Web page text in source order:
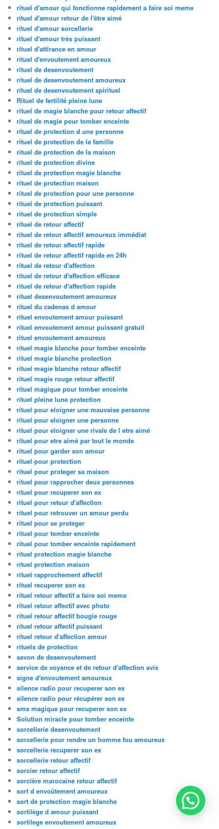
rituel d'amour qui fonctionne rapidement a faire soi meme
rituel d'amour retour de l'être aimé
rituel d'amour sorcellerie
rituel d'amour très puissant
rituel d'attirance en amour
rituel d'envoutement amoureux
rituel de desenvoutement
rituel de desenvoutement amoureux
rituel de desenvoutement spirituel
Rituel de fertilité pleine lune
rituel de magie blanche pour retour affectif
rituel de magie pour tomber enceinte
rituel de protection d une personne
rituel de protection de la famille
rituel de protection de la maison
rituel de protection divine
rituel de protection magie blanche
rituel de protection maison
rituel de protection pour une personne
rituel de protection puissant
rituel de protection simple
rituel de retour affectif
rituel de retour affectif amoureux immédiat
rituel de retour affectif rapide
rituel de retour affectif rapide en 24h
rituel de retour d'affection
rituel de retour d'affection efficace
rituel de retour d'affection rapide
rituel desenvoutement amoureux
rituel du cadenas d amour
rituel envoutement amour puissant
rituel envoutement amour puissant gratuit
rituel envoutement amoureux
rituel magie blanche pour tomber enceinte
rituel magie blanche protection
rituel magie blanche retour affectif
rituel magie rouge retour affectif
rituel magique pour tomber enceinte
rituel pleine lune protection
rituel pour eloigner une mauvaise personne
rituel pour eloigner une personne
rituel pour eloigner une rivale de l etre aimé
rituel pour etre aimé par tout le monde
rituel pour garder son amour
rituel pour protection
rituel pour proteger sa maison
rituel pour rapprocher deux personnes
rituel pour recuperer son ex
rituel pour retour d'affection
rituel pour retrouver un amour perdu
rituel pour se proteger
rituel pour tomber enceinte
rituel pour tomber enceinte rapidement
rituel protection magie blanche
rituel protection maison
rituel rapprochement affectif
rituel recuperer son ex
rituel retour affectif a faire soi meme
rituel retour affectif avec photo
rituel retour affectif bougie rouge
rituel retour affectif puissant
rituel retour d'affection amour
rituels de protection
savon de desenvoutement
service de voyance et de retour d'affection avis
signe d'envoutement amoureux
silence radio pour recuperer son ex
silence radio pour récupérer son ex
sms magique pour recuperer son ex
Solution miracle pour tomber enceinte
sorcellerie desenvoutement
sorcellerie pour rendre un homme fou amoureux
sorcellerie recuperer son ex
sorcellerie retour affectif
sorcier retour affectif
sorcière marocaine retour affectif
sort d envoûtement amoureux
sort de protection magie blanche
sortilège d amour puissant
sortilege envoutement amoureux